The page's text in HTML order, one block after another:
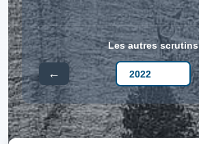
Les autres scrutins
←